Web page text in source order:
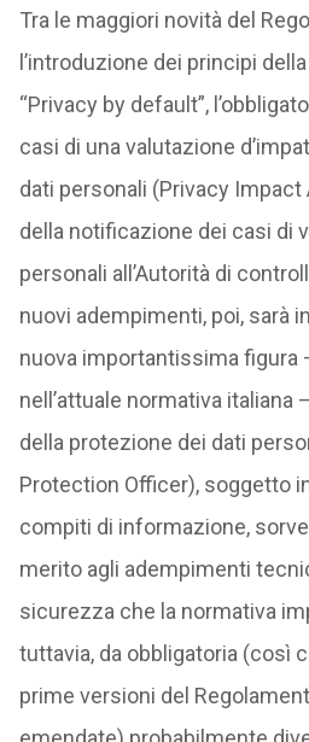
Tra le maggiori novità del
l’introduzione dei principi
“Privacy by default”,
casi di una valutazione
dati personali (Privacy
della notificazione dei casi di
personali all’Autorità di
nuovi adempimenti, poi, sarà
nuova importantissima figura
nell’attuale normativa italiana
della protezione dei dati
Protection Officer), soggetto
compiti di informazione,
merito agli adempimenti
sicurezza che la normativa
tuttavia, da obbligatoria (così
prime versioni del